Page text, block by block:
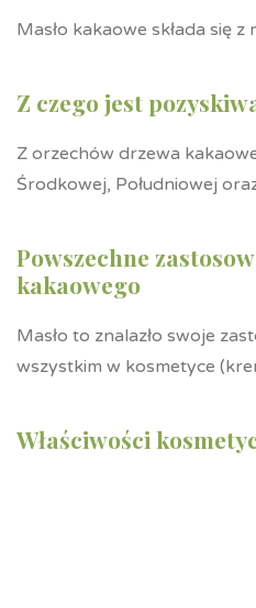
Masło kakaowe składa się
Z czego jest
Z orzechów drzewa
Środkowej, Południowej
Powszechne
kakaowego
Masło to znalazło swoje
wszystkim w kosmetyce
Właściwości